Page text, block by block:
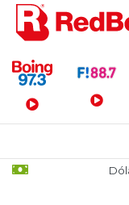
Menú
Dólar